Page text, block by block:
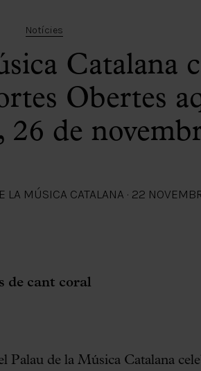
Notícies
Catalana
Obertes
26 de
LA MÚSICA CATALANA · 22
de cant coral
Palau de la Música Catalana